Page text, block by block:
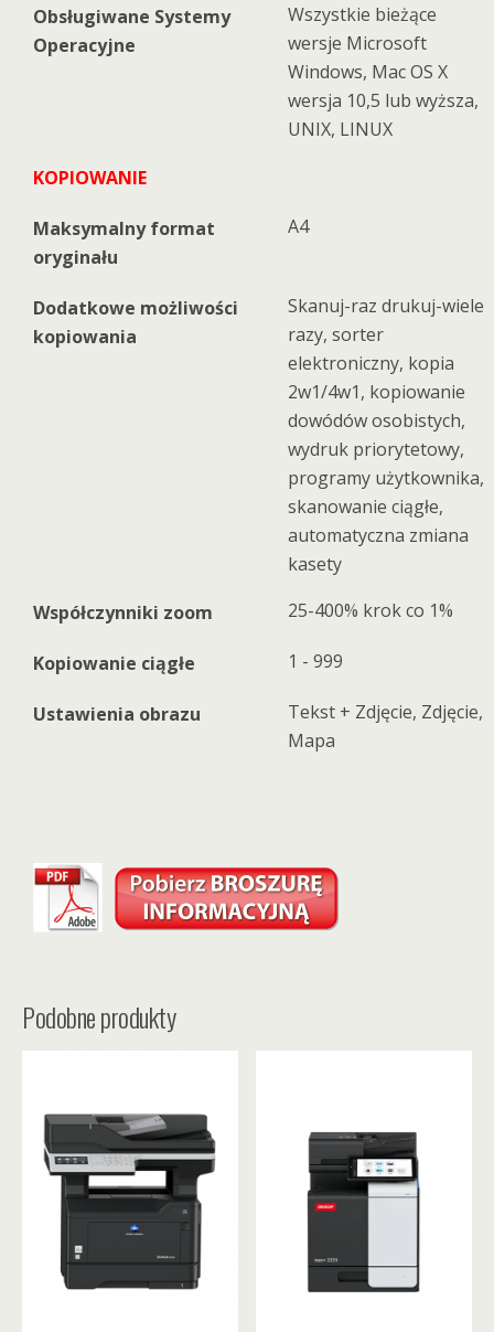
Obsługiwane Systemy
Operacyjne
Wszystkie bieżące
wersje Microsoft
Windows, Mac OS X
wersja 10,5 lub wyższa,
UNIX, LINUX
KOPIOWANIE
Maksymalny format
oryginału
A4
Dodatkowe możliwości
kopiowania
Skanuj-raz drukuj-wiele
razy, sorter
elektroniczny, kopia
2w1/4w1, kopiowanie
dowódów osobistych,
wydruk priorytetowy,
programy użytkownika,
skanowanie ciągłe,
automatyczna zmiana
kasety
Współczynniki zoom
25-400% krok co 1%
Kopiowanie ciągłe 1 - 999
Ustawienia obrazu
Tekst + Zdjęcie, Zdjęcie,
Mapa
Podobne produkty